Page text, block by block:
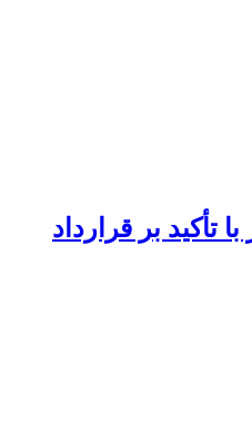
بر قرارداد